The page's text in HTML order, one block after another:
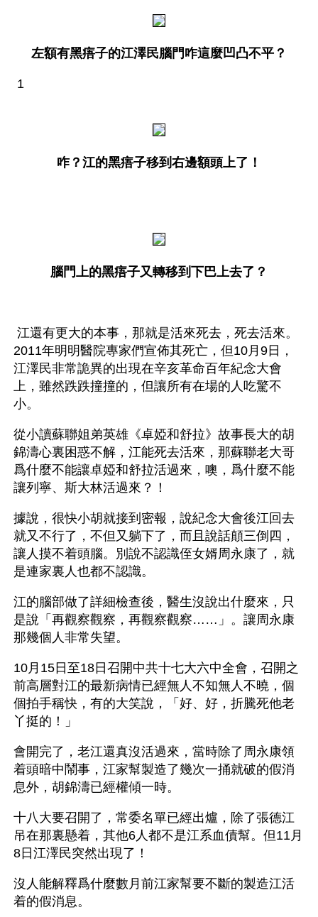
左額有黑痦子的江澤民腦門咋這麼凹凸不平？
1
咋？江的黑痦子移到右邊額頭上了！
腦門上的黑痦子又轉移到下巴上去了？
2011年明明醫院專家們宣佈其死亡，但10月9日，
江澤民非常詭異的出現在辛亥革命百年紀念大會
上，雖然跌跌撞撞的，但讓所有在場的人吃驚不
小。
從小讀蘇聯姐弟英雄《卓婭和舒拉》故事長大的胡
錦濤心裏困惑不解，江能死去活來，那蘇聯老大哥
爲什麼不能讓卓婭和舒拉活過來，噢，爲什麼不能
讓列寧、斯大林活過來？！
據說，很快小胡就接到密報，說紀念大會後江回去
就又不行了，不但又躺下了，而且說話顛三倒四，
讓人摸不着頭腦。別說不認識侄女婿周永康了，就
是連家裏人也都不認識。
江的腦部做了詳細檢查後，醫生沒說出什麼來，只
是說「再觀察觀察，再觀察觀察……」。讓周永康
那幾個人非常失望。
10月15日至18日召開中共十七大六中全會，召開之
前高層對江的最新病情已經無人不知無人不曉，個
個拍手稱快，有的大笑說，「好、好，折騰死他老
丫挺的！」
會開完了，老江還真沒活過來，當時除了周永康領
着頭暗中鬧事，江家幫製造了幾次一捅就破的假消
息外，胡錦濤已經權傾一時。
十八大要召開了，常委名單已經出爐，除了張德江
吊在那裏懸着，其他6人都不是江系血債幫。但11月
8日江澤民突然出現了！
沒人能解釋爲什麼數月前江家幫要不斷的製造江活
着的假消息。